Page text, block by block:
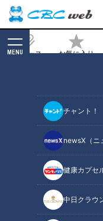
ニュース お気に入り
MENU
チャント！
newsX（ニ
健康カプセ
中日クラウ
2022/05/16 18:20